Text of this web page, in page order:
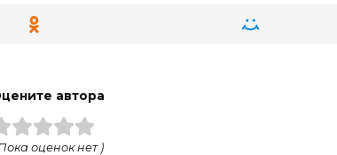
автора
оценок нет )